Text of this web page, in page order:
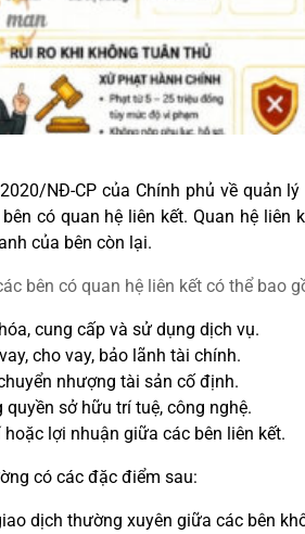
NĐ-CP của Chính phủ về quản
có quan hệ liên kết. Quan hệ
của bên còn lại.
bên có quan hệ liên kết có thể bao
cung cấp và sử dụng dịch vụ.
cho vay, bảo lãnh tài chính.
nhượng tài sản cố định.
quyền sở hữu trí tuệ, công nghệ.
hoặc lợi nhuận giữa các bên liên kết.
có các đặc điểm sau:
dịch thường xuyên giữa các bên